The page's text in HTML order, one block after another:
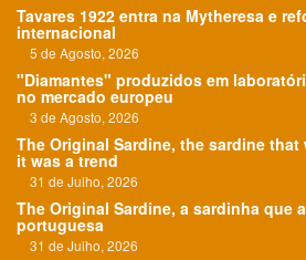
Tavares 1922 entra na Mytheresa e
internacional
5 de Agosto, 2026
"Diamantes" produzidos em
no mercado europeu
3 de Agosto, 2026
The Original Sardine, the sardine
it was a trend
31 de Julho, 2026
The Original Sardine, a sardinha que
portuguesa
31 de Julho, 2026